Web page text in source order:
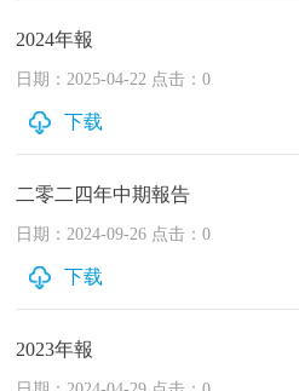
2024年報
日期：2025-04-22 点击：0
下载
二零二四年中期報告
日期：2024-09-26 点击：0
下载
2023年報